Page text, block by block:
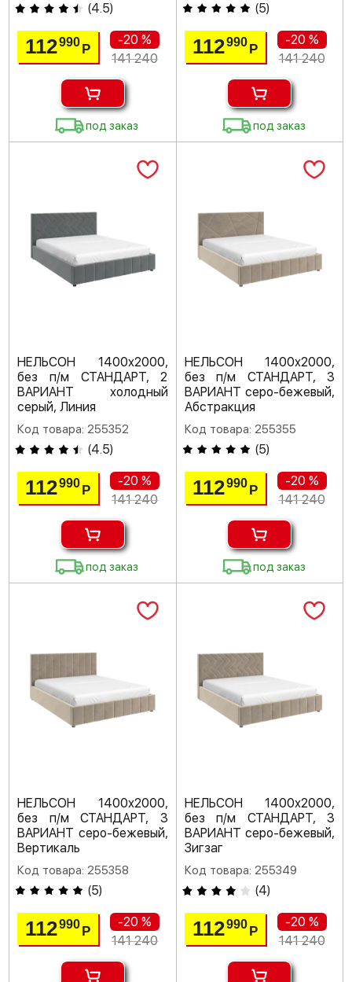
(4.5)
112990 Р
-20 %
141 240
под заказ
(5)
112990 Р
-20 %
141 240
под заказ
НЕЛЬСОН 1400х2000,
без п/м СТАНДАРТ, 2
ВАРИАНТ холодный
серый, Линия
Код товара: 255352
(4.5)
112990 Р
-20 %
141 240
под заказ
НЕЛЬСОН 1400х2000,
без п/м СТАНДАРТ, 3
ВАРИАНТ серо-бежевый,
Абстракция
Код товара: 255355
(5)
112990 Р
-20 %
141 240
под заказ
НЕЛЬСОН 1400х2000,
без п/м СТАНДАРТ, 3
ВАРИАНТ серо-бежевый,
Вертикаль
Код товара: 255358
(5)
112990 Р
-20 %
141 240
НЕЛЬСОН 1400х2000,
без п/м СТАНДАРТ, 3
ВАРИАНТ серо-бежевый,
Зигзаг
Код товара: 255349
(4)
112990 Р
-20 %
141 240